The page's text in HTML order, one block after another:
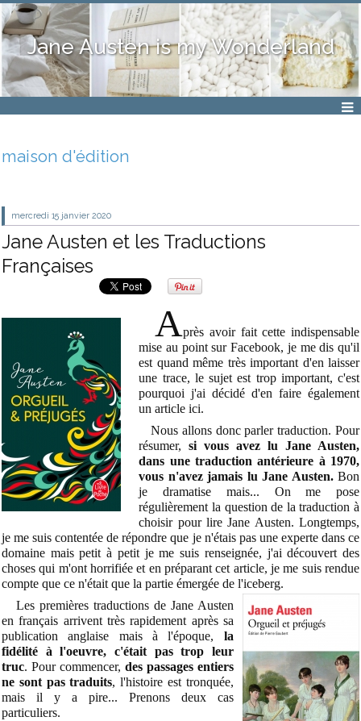
Jane Austen is my Wonderland
maison d'édition
mercredi 15 janvier 2020
Jane Austen et les Traductions
Françaises
Après avoir fait cette indispensable
mise au point sur Facebook, je me dis qu'il
est quand même très important d'en laisser
une trace, le sujet est trop important, c'est
pourquoi j'ai décidé d'en faire également
un article ici.
Nous allons donc parler traduction. Pour
résumer,si vous avez lu Jane Austen,
dans une traduction antérieure à 1970,
vous n'avez jamais lu Jane Austen.Bon
je dramatise mais... On me pose
régulièrement la question de la traduction à
choisir pour lire Jane Austen. Longtemps,
je me suis contentée de répondre que je n'étais pas une experte dans ce
domaine mais petit à petit je me suis renseignée, j'ai découvert des
choses qui m'ont horrifiée et en préparant cet article, je me suis rendue
compte que ce n'était que la partie émergée de l'iceberg.
Les premières traductions de Jane Austen
en français arrivent très rapidement après sa
publication anglaise mais à l'époque, la
fidélité à l'oeuvre, c'était pas trop leur
truc. Pour commencer, des passages entiers
ne sont pas traduits, l'histoire est tronquée,
mais il y a pire... Prenons deux cas
particuliers.